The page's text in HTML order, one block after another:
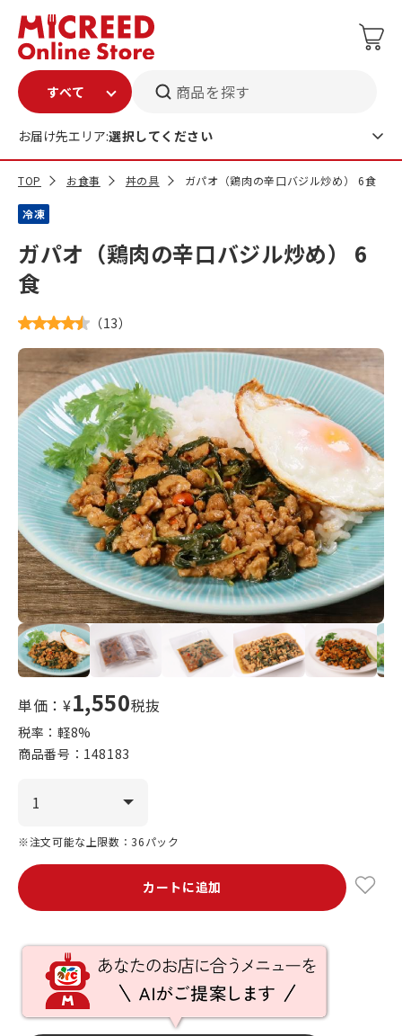
商品を探す
お届け先エリア:選択してください
TOP お食事 丼の具 ガパオ（鶏肉の辛口バジル炒め） 6食
冷凍
ガパオ（鶏肉の辛口バジル炒め） 6
食
（13）
単価：¥1,550税抜
税率：軽8%
商品番号： 148183
※注文可能な上限数：36パック
カートに追加